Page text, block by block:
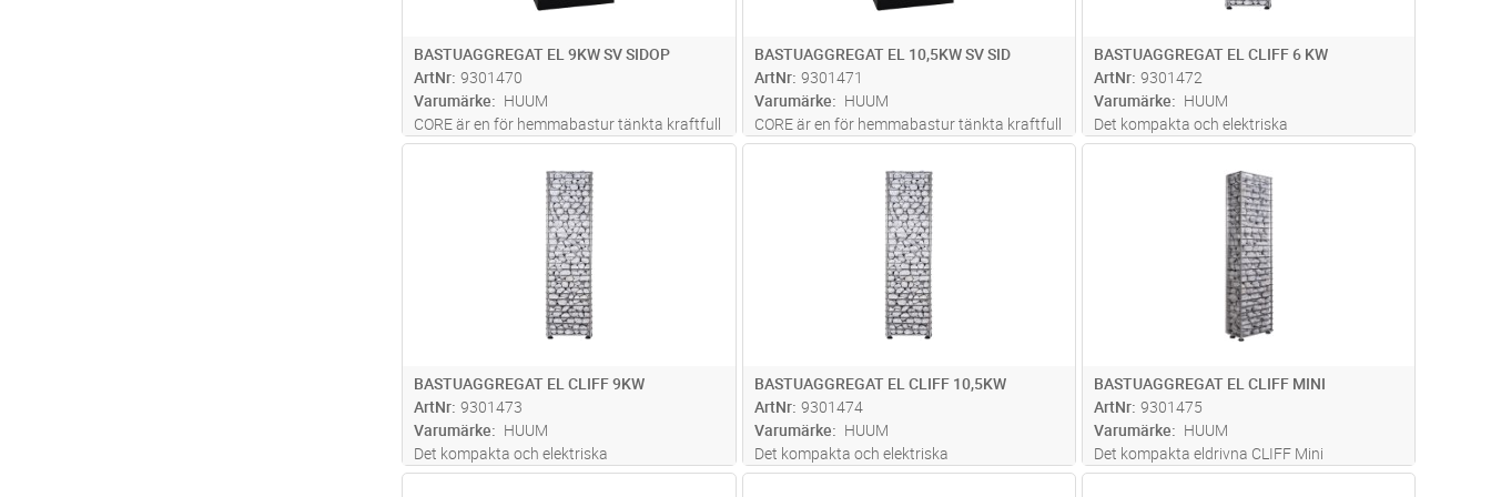
BASTUAGGREGAT EL 9KW SV SIDOP
ArtNr 9301470
Varumärke
HUUM
CORE är en för hemmabastur tänkta kraftfull
elektrisk bastuvärmare med flera flexibla
lösningar. Vi erbjuder CORE-ugnar med olika
höljen och lister. Med sin minimalistiska
design passar dessa bastuvä
BASTUAGGREGAT EL 10,5KW SV SID
ArtNr 9301471
Varumärke
HUUM
CORE är en för hemmabastur tänkta kraftfull
elektrisk bastuvärmare med flera flexibla
lösningar. Vi erbjuder CORE-ugnar med olika
höljen och lister. Med sin minimalistiska
design passar dessa bastuvä
BASTUAGGREGAT EL CLIFF 6 KW
ArtNr 9301472
Varumärke
HUUM
Det kompakta och elektriska
bastuaggregatet CLIFF med ytterst kort
säkerhetsavstånd är den perfekta lösningen
för mindre bastur. Tack vare en väloptimerad
design har aggregatet ett säkerhetsavstånd
Lägg i kundvagn
BASTUAGGREGAT EL CLIFF 9KW
ArtNr 9301473
Varumärke
HUUM
Det kompakta och elektriska
bastuaggregatet CLIFF med ytterst kort
Lägg i kundvagn
BASTUAGGREGAT EL CLIFF 10,5KW
ArtNr 9301474
Varumärke
HUUM
Det kompakta och elektriska
bastuaggregatet CLIFF med ytterst kort
Lägg i kundvagn
BASTUAGGREGAT EL CLIFF MINI
ArtNr 9301475
Varumärke
HUUM
Det kompakta eldrivna CLIFF Mini
värmeaggregatet med sina extremt korta